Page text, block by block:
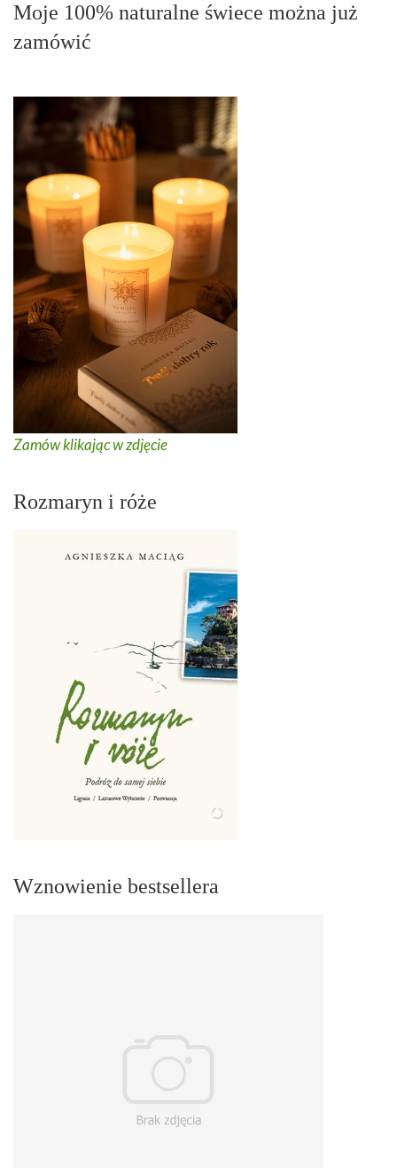
Moje 100% naturalne świece można już
zamówić
Zamów klikając w zdjęcie
Rozmaryn i róże
Wznowienie bestsellera